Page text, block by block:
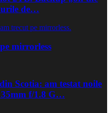
de…
mirrorless
Scotia: am testat noile
f/1.8 G…